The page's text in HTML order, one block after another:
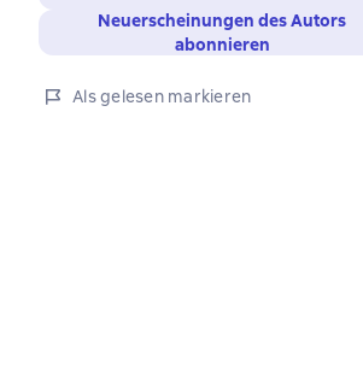
Neuerscheinungen des Autors
abonnieren
Als gelesen markieren